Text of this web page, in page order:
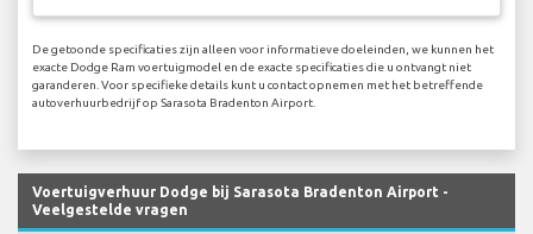
De getoonde specificaties zijn alleen voor informatieve doeleinden, we kunnen het
exacte Dodge Ram voertuigmodel en de exacte specificaties die u ontvangt niet
garanderen. Voor specifieke details kunt u contact opnemen met het betreffende
autoverhuurbedrijf op Sarasota Bradenton Airport.
Voertuigverhuur Dodge bij Sarasota Bradenton Airport -
Veelgestelde vragen